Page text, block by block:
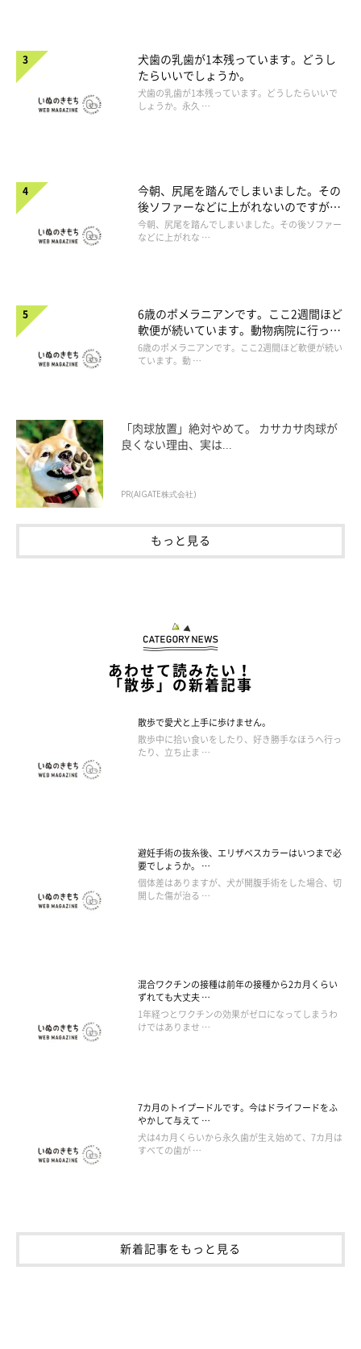
犬歯の乳歯が1本残っています。どうし
たらいいでしょうか。
犬歯の乳歯が1本残っています。どうしたらいいで
しょうか。永久 …
今朝、尻尾を踏んでしまいました。その
後ソファーなどに上がれないのですが、
大丈夫でしょうか。
今朝、尻尾を踏んでしまいました。その後ソファー
などに上がれな …
6歳のポメラニアンです。ここ2週間ほど
軟便が続いています。動物病院に行った
ほうがよいですか。
6歳のポメラニアンです。ここ2週間ほど軟便が続い
ています。動 …
「肉球放置」絶対やめて。 カサカサ肉球が
良くない理由、実は...
PR(AIGATE株式会社)
もっと見る
あわせて読みたい！
「散歩」の新着記事
散歩で愛犬と上手に歩けません。
散歩中に拾い食いをしたり、好き勝手なほうへ行っ
たり、立ち止ま …
避妊手術の抜糸後、エリザベスカラーはいつまで必
要でしょうか。 …
個体差はありますが、犬が開腹手術をした場合、切
開した傷が治る …
混合ワクチンの接種は前年の接種から2カ月くらい
ずれても大丈夫 …
1年経つとワクチンの効果がゼロになってしまうわ
けではありませ …
7カ月のトイプードルです。今はドライフードをふ
やかして与えて …
犬は4カ月くらいから永久歯が生え始めて、7カ月は
すべての歯が …
新着記事をもっと見る